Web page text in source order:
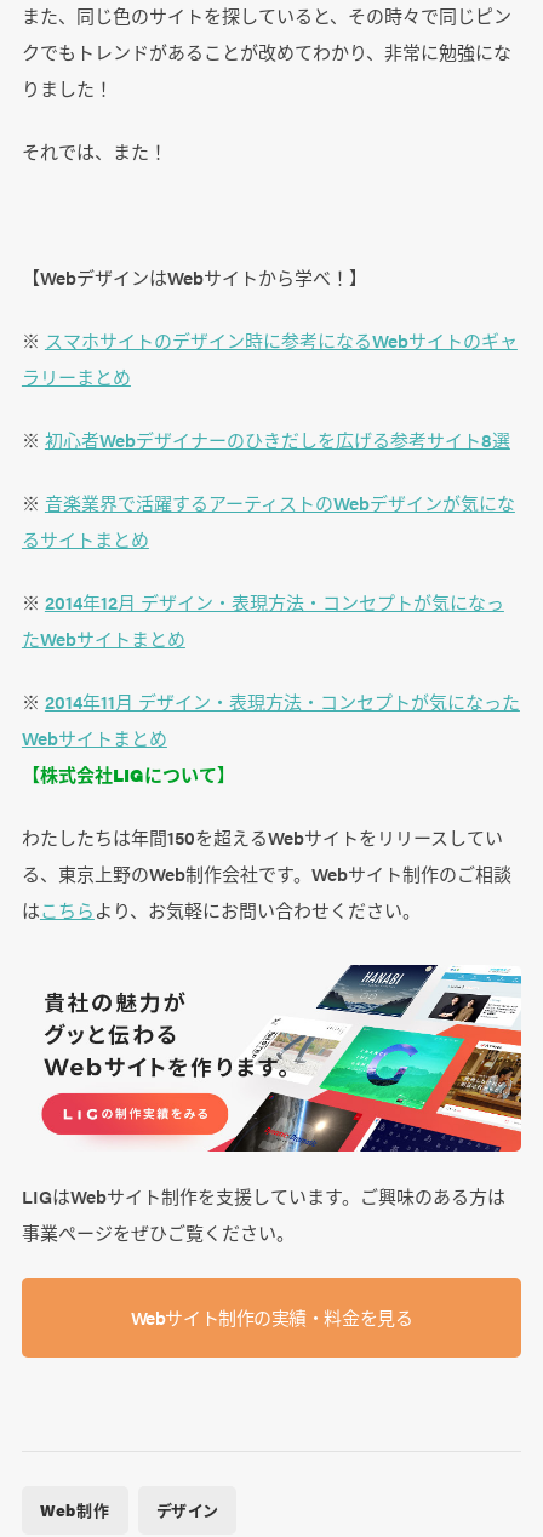
また、同じ色のサイトを探していると、その時々で同じピン
クでもトレンドがあることが改めてわかり、非常に勉強にな
りました！
それでは、また！
【WebデザインはWebサイトから学べ！】
※ スマホサイトのデザイン時に参考になるWebサイトのギャ
ラリーまとめ
※ 初心者Webデザイナーのひきだしを広げる参考サイト8選
※ 音楽業界で活躍するアーティストのWebデザインが気にな
るサイトまとめ
※ 2014年12月 デザイン・表現方法・コンセプトが気になっ
たWebサイトまとめ
※ 2014年11月 デザイン・表現方法・コンセプトが気になった
Webサイトまとめ
【株式会社LIGについて】
わたしたちは年間150を超えるWebサイトをリリースしてい
る、東京上野のWeb制作会社です。Webサイト制作のご相談
はこちらより、お気軽にお問い合わせください。
LIGはWebサイト制作を支援しています。ご興味のある方は
事業ぺージをぜひご覧ください。
Webサイト制作の実績・料金を見る
Web制作 デザイン